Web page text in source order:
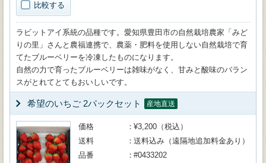
比較する
ラビットアイ系統の品種です。愛知県豊田市の自然栽培農家「みど
りの里」さんと農福連携で、農薬・肥料を使用しない自然栽培で育
てたブルーベリーを冷凍したものになります。
自然の力で育ったブルーベリーは雑味がなく、甘みと酸味のバラン
スがとれてとてもおいしいです。
希望のいちご 2パックセット 産地直送
価格
¥3,200（税込）
送料
送料込み（遠隔地追加料金あり）
品番
#0433202